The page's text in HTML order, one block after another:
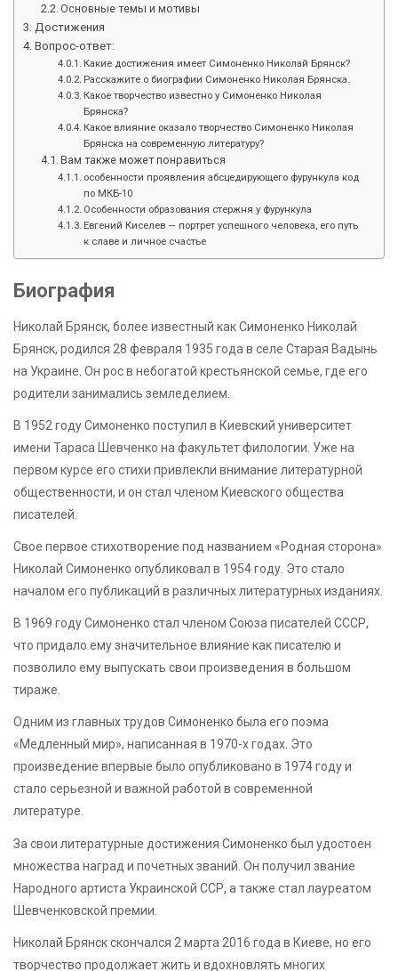
Основные темы и мотивы
Достижения
Вопрос-ответ:
Какие достижения имеет Симоненко Николай Брянск?
Расскажите о биографии Симоненко Николая Брянска.
Какое творчество известно у Симоненко Николая
Брянска?
Какое влияние оказало творчество Симоненко Николая
Брянска на современную литературу?
Вам также может понравиться
особенности проявления абсцедирующего фурункула код
по МКБ-10
Особенности образования стержня у фурункула
Евгений Киселев — портрет успешного человека, его путь
к славе и личное счастье
Биография
Николай Брянск, более известный как Симоненко Николай
Брянск, родился 28 февраля 1935 года в селе Старая Вадынь
на Украине. Он рос в небогатой крестьянской семье, где его
родители занимались земледелием.
В 1952 году Симоненко поступил в Киевский университет
имени Тараса Шевченко на факультет филологии. Уже на
первом курсе его стихи привлекли внимание литературной
общественности, и он стал членом Киевского общества
писателей.
Свое первое стихотворение под названием «Родная сторона»
Николай Симоненко опубликовал в 1954 году. Это стало
началом его публикаций в различных литературных изданиях.
В 1969 году Симоненко стал членом Союза писателей СССР,
что придало ему значительное влияние как писателю и
позволило ему выпускать свои произведения в большом
тираже.
Одним из главных трудов Симоненко была его поэма
«Медленный мир», написанная в 1970-х годах. Это
произведение впервые было опубликовано в 1974 году и
стало серьезной и важной работой в современной
литературе.
За свои литературные достижения Симоненко был удостоен
множества наград и почетных званий. Он получил звание
Народного артиста Украинской ССР, а также стал лауреатом
Шевченковской премии.
Николай Брянск скончался 2 марта 2016 года в Киеве, но его
творчество продолжает жить и вдохновлять многих